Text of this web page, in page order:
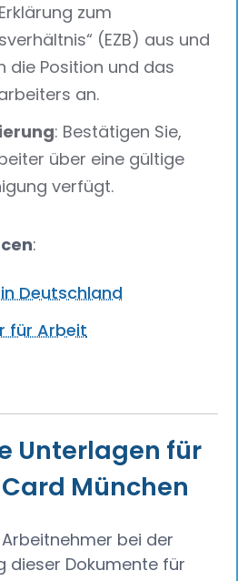
zum
(EZB) aus und
die Position und das
an.
: Bestätigen Sie,
über eine gültige
verfügt.
:
Deutschland
für Arbeit
Unterlagen für
München
bei der
dieser Dokumente für